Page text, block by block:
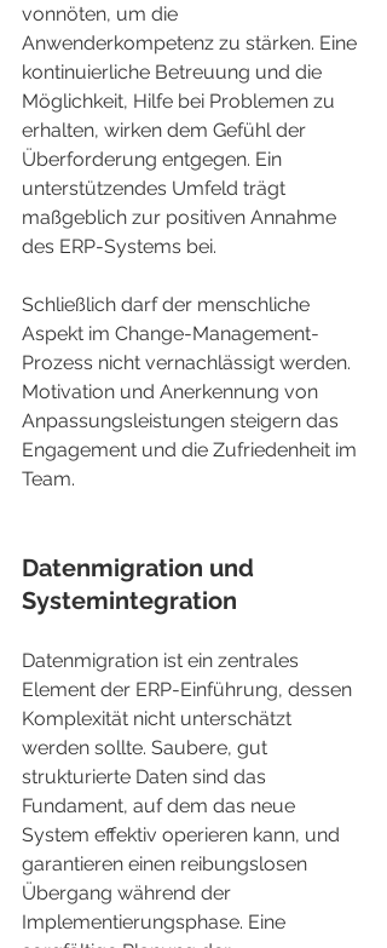
vonnöten, um die
Anwenderkompetenz zu stärken. Eine
kontinuierliche Betreuung und die
Möglichkeit, Hilfe bei Problemen zu
erhalten, wirken dem Gefühl der
Überforderung entgegen. Ein
unterstützendes Umfeld trägt
maßgeblich zur positiven Annahme
des ERP-Systems bei.
Schließlich darf der menschliche
Aspekt im Change-Management-
Prozess nicht vernachlässigt werden.
Motivation und Anerkennung von
Anpassungsleistungen steigern das
Engagement und die Zufriedenheit im
Team.
Datenmigration und
Systemintegration
Datenmigration ist ein zentrales
Element der ERP-Einführung, dessen
Komplexität nicht unterschätzt
werden sollte. Saubere, gut
strukturierte Daten sind das
Fundament, auf dem das neue
System effektiv operieren kann, und
garantieren einen reibungslosen
Übergang während der
Implementierungsphase. Eine